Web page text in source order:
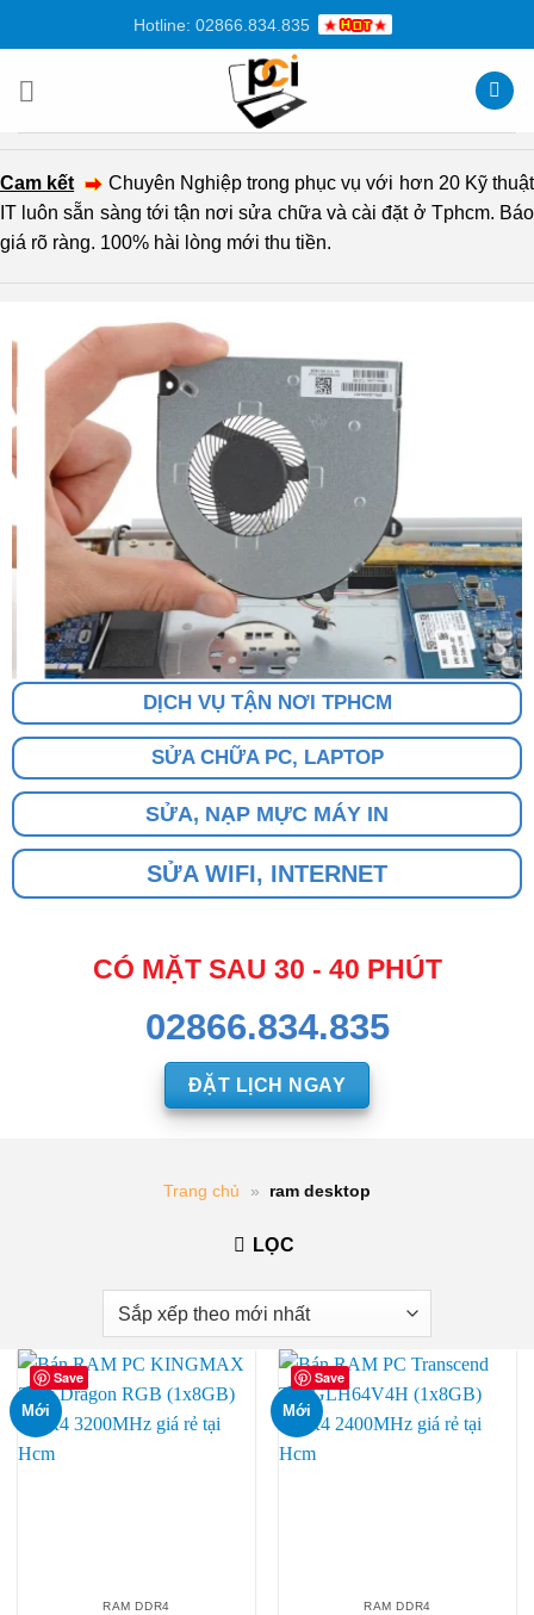
dung
Hotline: 02866.834.835
Cam kết
Chuyên Nghiệp trong phục vụ với hơn 20 Kỹ thuật
IT luôn sẵn sàng tới tận nơi sửa chữa và cài đặt ở Tphcm. Báo
giá rõ ràng. 100% hài lòng mới thu tiền.
DỊCH VỤ TẬN NƠI TPHCM
SỬA CHỮA PC, LAPTOP
SỬA, NẠP MỰC MÁY IN
SỬA WIFI, INTERNET
CÓ MẶT SAU 30 - 40 PHÚT
02866.834.835
ĐẶT LỊCH NGAY
Trang chủ » ram desktop
LỌC
Save
Mới
RAM DDR4
Save
Mới
RAM DDR4